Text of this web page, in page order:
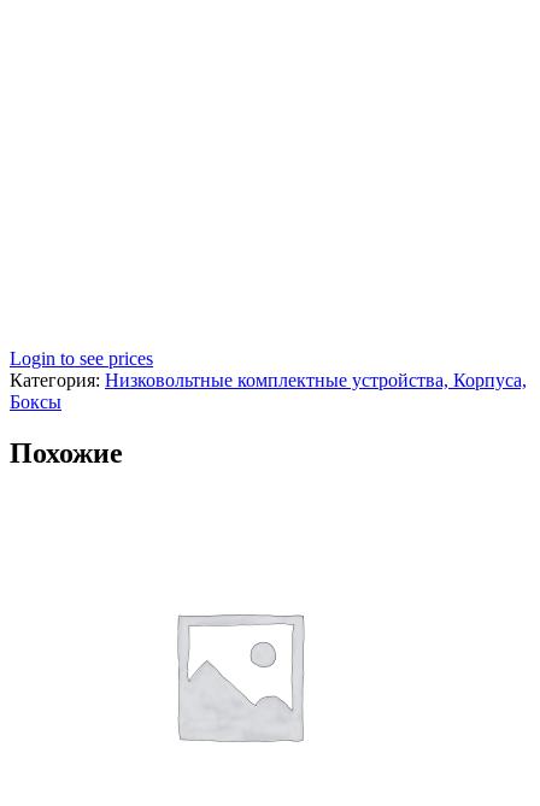
Login to see prices
Категория: Низковольтные комплектные устройства, Корпуса,
Боксы
Похожие